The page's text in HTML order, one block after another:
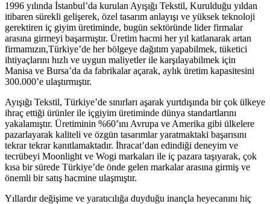
1996 yılında İstanbul’da kurulan Ayışığı Tekstil, Kurulduğu yıldan
itibaren sürekli gelişerek, özel tasarım anlayışı ve yüksek teknoloji
gerektiren iç giyim üretiminde, bugün sektöründe lider firmalar
arasına girmeyi başarmıştır. Üretim hacmi her yıl katlanarak artan
firmamızın,Türkiye’de her bölgeye dağıtım yapabilmek, tüketici
ihtiyaçlarını hızlı ve uygun maliyetler ile karşılayabilmek için
Manisa ve Bursa’da da fabrikalar açarak, aylık üretim kapasitesini
300.000’e ulaştırmıştır.
Ayışığı Tekstil, Türkiye’de sınırları aşarak yurtdışında bir çok ülkeye
ihraç ettiği ürünler ile içgiyim üretiminde dünya standartlarını
yakalamıştır. Üretiminin %60’ını Avrupa ve Amerika gibi ülkelere
pazarlayarak kaliteli ve özgün tasarımlar yaratmaktaki başarısını
tekrar tekrar kanıtlamaktadır. İhracat’dan edindiği deneyim ve
tecrübeyi Moonlight ve Wogi markaları ile iç pazara taşıyarak, çok
kısa bir sürede Türkiye’de önde gelen markalar arasına girmiş ve
önemli bir satış hacmine ulaşmıştır.
Yıllardır değişime ve yaratıcılığa duyduğu inançla heyecanını hiç